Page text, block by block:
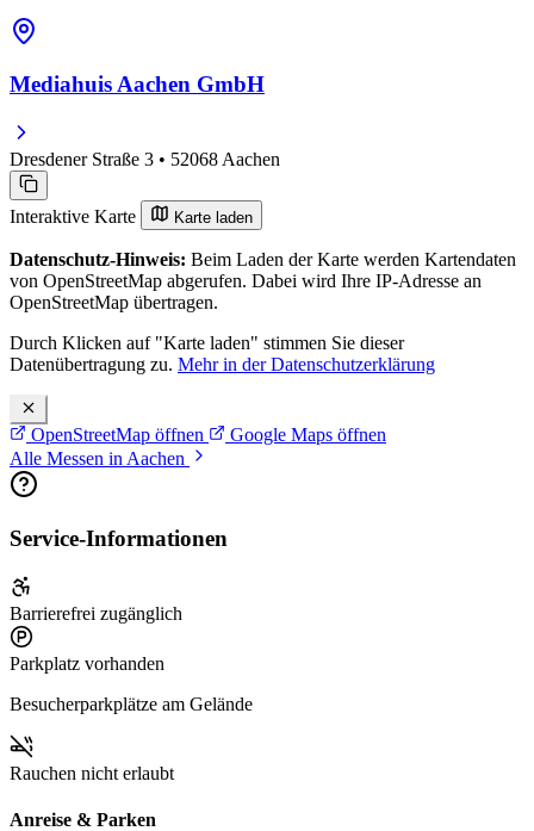
Mediahuis Aachen GmbH
Dresdener Straße 3 • 52068 Aachen
Interaktive Karte Karte laden
Datenschutz-Hinweis: Beim Laden der Karte werden Kartendaten
von OpenStreetMap abgerufen. Dabei wird Ihre IP-Adresse an
OpenStreetMap übertragen.
Durch Klicken auf "Karte laden" stimmen Sie dieser
Datenübertragung zu. Mehr in der Datenschutzerklärung
OpenStreetMap öffnen
Google Maps öffnen
Alle Messen in Aachen
Service-Informationen
Barrierefrei zugänglich
Parkplatz vorhanden
Besucherparkplätze am Gelände
Rauchen nicht erlaubt
Anreise & Parken